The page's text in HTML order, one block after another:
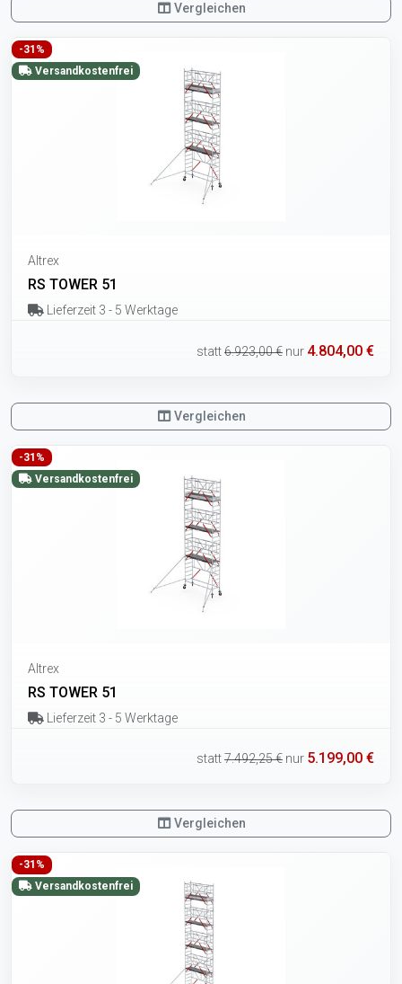
Vergleichen
-31%
Versandkostenfrei
Altrex
RS TOWER 51
Lieferzeit 3 - 5 Werktage
statt6.923,00 € nur 4.804,00 €
Vergleichen
-31%
Versandkostenfrei
Altrex
RS TOWER 51
Lieferzeit 3 - 5 Werktage
statt7.492,25 € nur 5.199,00 €
Vergleichen
-31%
Versandkostenfrei